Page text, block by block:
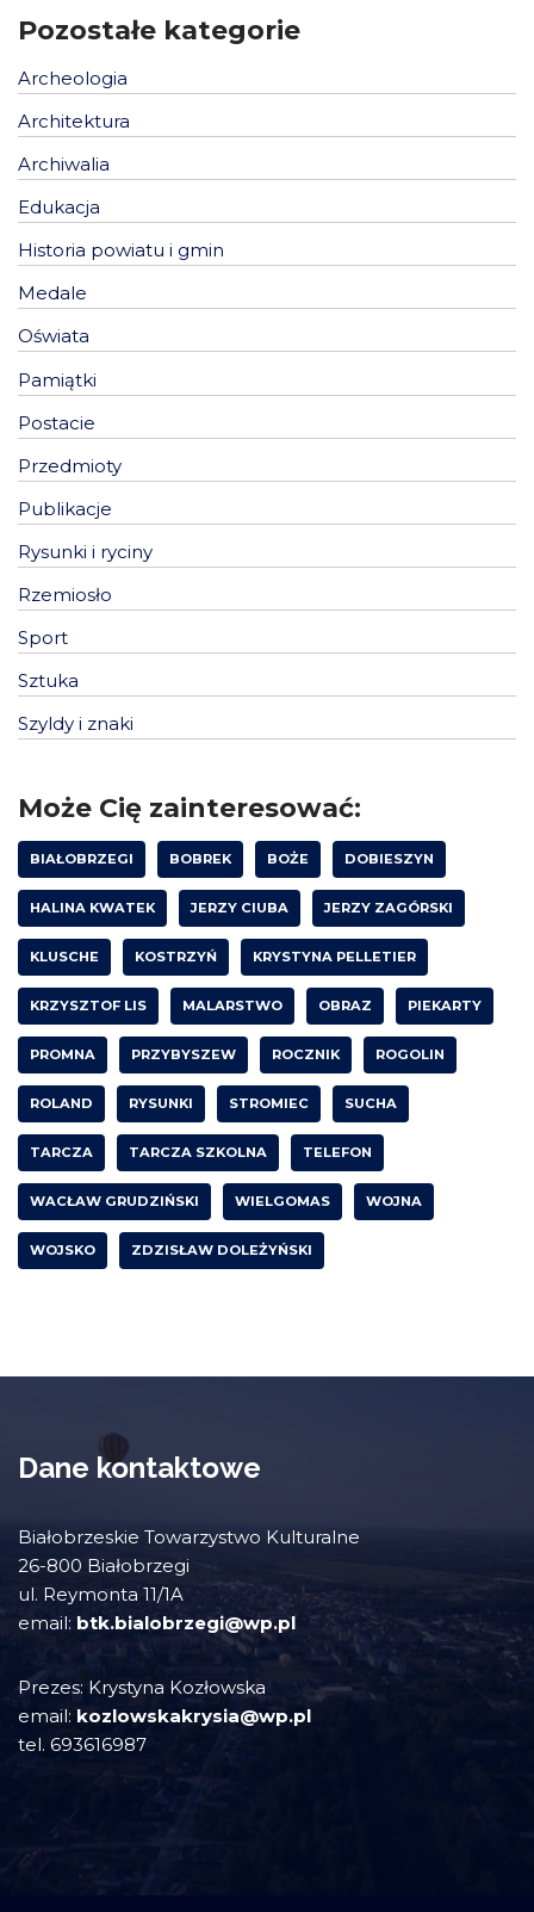
Pozostałe kategorie
Archeologia
Architektura
Archiwalia
Edukacja
Historia powiatu i gmin
Medale
Oświata
Pamiątki
Postacie
Przedmioty
Publikacje
Rysunki i ryciny
Rzemiosło
Sport
Sztuka
Szyldy i znaki
Może Cię zainteresować:
BIAŁOBRZEGI BOBREK BOŻE DOBIESZYN
HALINA KWATEK JERZY CIUBA JERZY ZAGÓRSKI
KLUSCHE KOSTRZYŃ KRYSTYNA PELLETIER
KRZYSZTOF LIS MALARSTWO OBRAZ PIEKARTY
PROMNA PRZYBYSZEW ROCZNIK ROGOLIN
ROLAND RYSUNKI STROMIEC SUCHA
TARCZA TARCZA SZKOLNA TELEFON
WACŁAW GRUDZIŃSKI WIELGOMAS WOJNA
WOJSKO ZDZISŁAW DOLEŻYŃSKI
Dane kontaktowe
Białobrzeskie Towarzystwo Kulturalne
26-800 Białobrzegi
ul. Reymonta 11/1A
email: btk.bialobrzegi@wp.pl
Prezes: Krystyna Kozłowska
email: kozlowskakrysia@wp.pl
tel. 693616987